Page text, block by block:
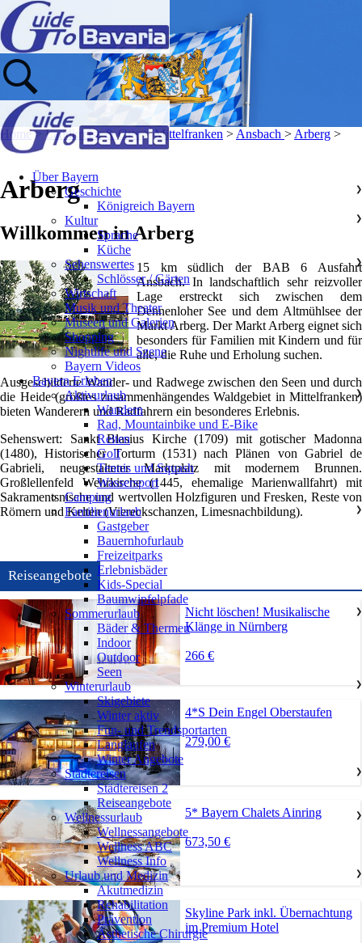
Home>Landkreise & Orte>Mittelfranken > Ansbach > Arberg >
Arberg
Willkommen in Arberg
15 km südlich der BAB 6 Ausfahrt
Ansbach. In landschaftlich sehr reizvoller
Lage erstreckt sich zwischen dem
Dennenloher See und dem Altmühlsee der
Markt Arberg. Der Markt Arberg eignet sich
besonders für Familien mit Kindern und für
alle, die Ruhe und Erholung suchen.
Ausgeschilderte Wander- und Radwege zwischen den Seen und durch
die Heide (größtes zusammenhängendes Waldgebiet in Mittelfranken)
bieten Wanderern und Radfahrern ein besonderes Erlebnis.
Sehenswert: Sankt Blasius Kirche (1709) mit gotischer Madonna
(1480), Historischer Torturm (1531) nach Plänen von Gabriel de
Gabrieli, neugestalteter Marktplatz mit modernem Brunnen.
Großlellenfeld Wehrkirche (1445, ehemalige Marienwallfahrt) mit
Sakramentsnische und wertvollen Holzfiguren und Fresken, Reste von
Römern und Kelten (Viereckschanzen, Limesnachbildung).
Reiseangebote
Nicht löschen! Musikalische
Klänge in Nürnberg
266 €
4*S Dein Engel Oberstaufen
279,00 €
5* Bayern Chalets Ainring
673,50 €
Skyline Park inkl. Übernachtung
im Premium Hotel
Über Bayern
Geschichte
❯
Königreich Bayern
Kultur
❯
Sprache
Küche
Sehenswertes
❯
Schlösser / Gärten
Wirtschaft
Musik und Theater
Museen und Galerien
Shopping
Nightlife und Szene
Bayern Videos
Bayern Erleben
Aktivurlaub
❯
Wandern
Rad, Mountainbike und E-Bike
Reiten
Golf
Tennis und Squash
Wassersport
Camping
Familienurlaub
❯
Gastgeber
Bauernhofurlaub
Freizeitparks
Erlebnisbäder
Kids-Special
Baumwipfelpfade
Sommerurlaub
❯
Bäder & Thermen
Indoor
Outdoor
Seen
Winterurlaub
❯
Skigebiete
Winter aktiv
Fun- und Trendsportarten
Langlaufen
Winter Angebote
Städtereisen
❯
Städtereisen 2
Reiseangebote
Wellnessurlaub
❯
Wellnessangebote
Wellness ABC
Wellness Info
Urlaub und Medizin
❯
Akutmedizin
Rehabilitation
Prävention
Ästhetische Chirurgie